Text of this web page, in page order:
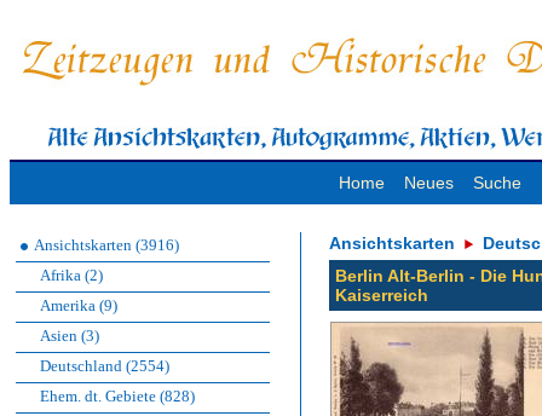
Home Neues Suche
Ansichtskarten (3916)
Afrika (2)
Amerika (9)
Asien (3)
Deutschland (2554)
Ehem. dt. Gebiete (828)
Ansichtskarten
Berlin Alt-Berlin - Die
Kaiserreich